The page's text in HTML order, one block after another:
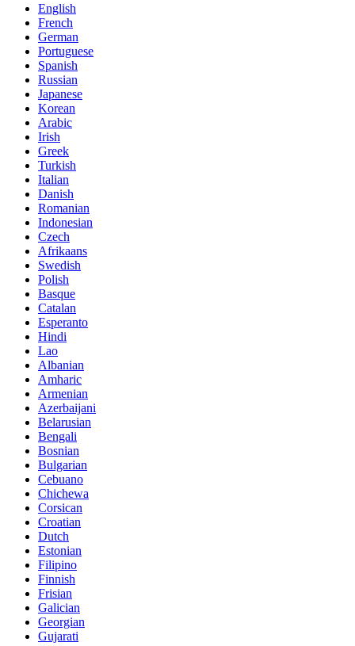
English
French
German
Portuguese
Spanish
Russian
Japanese
Korean
Arabic
Irish
Greek
Turkish
Italian
Danish
Romanian
Indonesian
Czech
Afrikaans
Swedish
Polish
Basque
Catalan
Esperanto
Hindi
Lao
Albanian
Amharic
Armenian
Azerbaijani
Belarusian
Bengali
Bosnian
Bulgarian
Cebuano
Chichewa
Corsican
Croatian
Dutch
Estonian
Filipino
Finnish
Frisian
Galician
Georgian
Gujarati